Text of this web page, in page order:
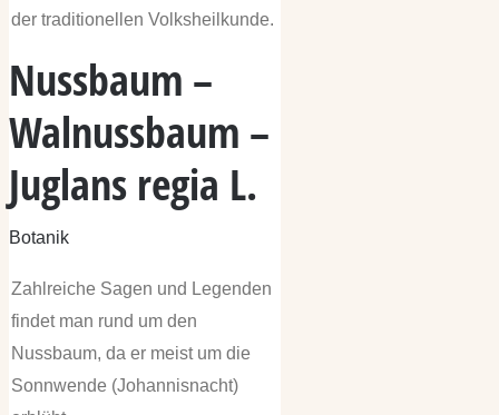
der traditionellen Volksheilkunde.
Nussbaum –
Walnussbaum –
Juglans regia L.
Botanik
Zahlreiche Sagen und Legenden
findet man rund um den
Nussbaum, da er meist um die
Sonnwende (Johannisnacht)